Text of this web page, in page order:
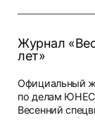
Журнал
лет»
Официальный
по делам
Весенний